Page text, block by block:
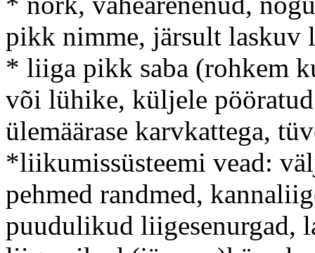
pikk nimme, järsult laskuv
* liiga pikk saba (rohkem
või lühike, küljele
ülemäärase karvkattega,
*liikumissüsteemi vead:
pehmed randmed,
puudulikud liigesenurgad,